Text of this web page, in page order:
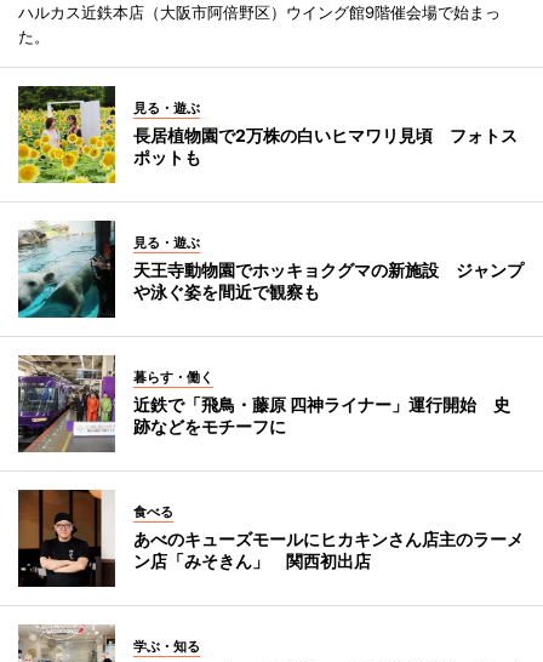
ハルカス近鉄本店（大阪市阿倍野区）ウイング館9階催会場で始まっ
た。
見る・遊ぶ
長居植物園で2万株の白いヒマワリ見頃 フォトス
ポットも
見る・遊ぶ
天王寺動物園でホッキョクグマの新施設 ジャンプ
や泳ぐ姿を間近で観察も
暮らす・働く
近鉄で「飛鳥・藤原 四神ライナー」運行開始 史
跡などをモチーフに
食べる
あべのキューズモールにヒカキンさん店主のラーメ
ン店「みそきん」 関西初出店
学ぶ・知る